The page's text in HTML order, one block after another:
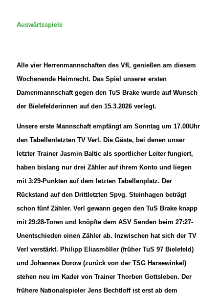
Auswärtsspiele
Alle vier Herrenmannschaften des VfL genießen am diesem
Wochenende Heimrecht. Das Spiel unserer ersten
Damenmannschaft gegen den TuS Brake wurde auf Wunsch
der Bielefelderinnen auf den 15.3.2026 verlegt.
Unsere erste Mannschaft empfängt am Sonntag um 17.00Uhr
den Tabellenletzten TV Verl. Die Gäste, bei denen unser
letzter Trainer Jasmin Baltic als sportlicher Leiter fungiert,
haben bislang nur drei Zähler auf ihrem Konto und liegen
mit 3:29-Punkten auf dem letzten Tabellenplatz. Der
Rückstand auf den Drittletzten Spvg. Steinhagen beträgt
schon fünf Zähler. Verl gewann gegen den TuS Brake knapp
mit 29:28-Toren und knöpfte dem ASV Senden beim 27:27-
Unentschieden einen Zähler ab. Inzwischen hat sich der TV
Verl verstärkt. Philipp Eliasmöller (früher TuS 97 Bielefeld)
und Johannes Dorow (zurück von der TSG Harsewinkel)
stehen neu im Kader von Trainer Thorben Gottsleben. Der
frühere Nationalspieler Jens Bechtloff ist erst ab dem